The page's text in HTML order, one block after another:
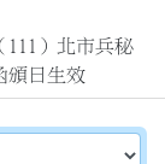
111）北市兵秘
頒日生效